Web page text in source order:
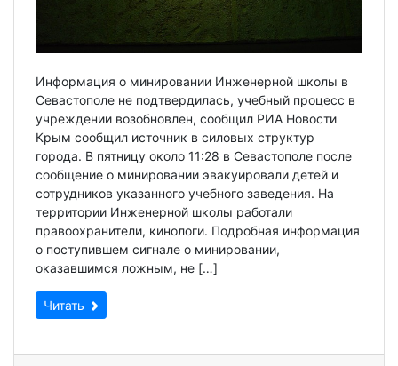
Информация о минировании Инженерной школы в
Севастополе не подтвердилась, учебный процесс в
учреждении возобновлен, сообщил РИА Новости
Крым сообщил источник в силовых структур
города. В пятницу около 11:28 в Севастополе после
сообщение о минировании эвакуировали детей и
сотрудников указанного учебного заведения. На
территории Инженерной школы работали
правоохранители, кинологи. Подробная информация
о поступившем сигнале о минировании,
оказавшимся ложным, не […]
Читать